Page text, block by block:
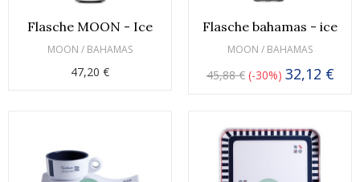
Flasche MOON - Ice
MOON / BAHAMAS
47,20 €
Flasche bahamas - ice
MOON / BAHAMAS
45,88 € -30% 32,12 €